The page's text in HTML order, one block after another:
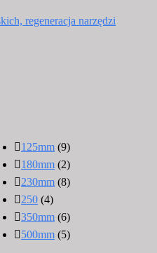
regeneracja narzędzi
125mm (9)
180mm (2)
230mm (8)
250 (4)
350mm (6)
500mm (5)